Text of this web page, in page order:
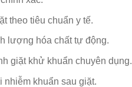
theo tiêu chuẩn y tế.
lượng hóa chất tự động.
giặt khử khuẩn chuyên dụng.
nhiễm khuẩn sau giặt.